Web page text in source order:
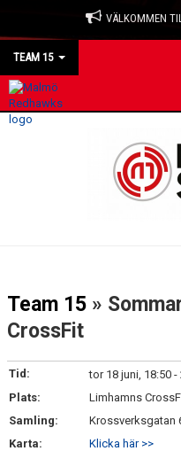
VÄLKOMMEN
TEAM 15
HEM
BILDGALLERI
DOKUMENT
KONTAKT
Team 15 »
CrossFit
Tid:
tor 18 juni, 18:50 -
Plats:
Limhamns
Samling:
Krossverksgatan
Karta:
Klicka här >>